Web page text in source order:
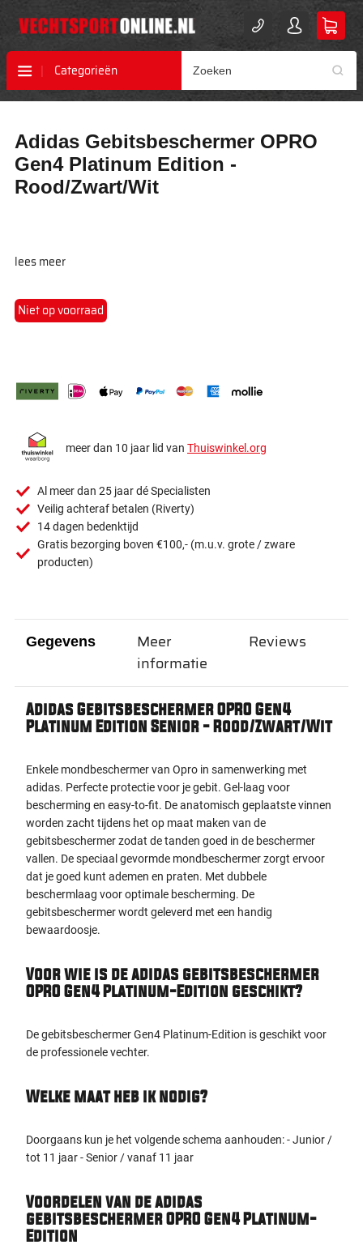
Categorieën
naar
het
einde
van
naar
het
begin
van
Adidas Gebitsbeschermer OPRO
Gen4 Platinum Edition -
Rood/Zwart/Wit
lees meer
Niet op voorraad
meer dan 10 jaar lid van Thuiswinkel.org
Al meer dan 25 jaar dé Specialisten
Veilig achteraf betalen (Riverty)
14 dagen bedenktijd
Gratis bezorging boven €100,- (m.u.v. grote / zware
producten)
Gegevens
Adidas Gebitsbeschermer OPRO Gen4
Platinum Edition Senior - Rood/Zwart/Wit
Enkele mondbeschermer van Opro in samenwerking met
adidas. Perfecte protectie voor je gebit. Gel-laag voor
bescherming en easy-to-fit. De anatomisch geplaatste vinnen
worden zacht tijdens het op maat maken van de
gebitsbeschermer zodat de tanden goed in de beschermer
vallen. De speciaal gevormde mondbeschermer zorgt ervoor
dat je goed kunt ademen en praten. Met dubbele
beschermlaag voor optimale bescherming. De
gebitsbeschermer wordt geleverd met een handig
bewaardoosje.
Voor wie is de adidas gebitsbeschermer
OPRO Gen4 Platinum-Edition geschikt?
De gebitsbeschermer Gen4 Platinum-Edition is geschikt voor
de professionele vechter.
Welke maat heb ik nodig?
Doorgaans kun je het volgende schema aanhouden: - Junior /
tot 11 jaar - Senior / vanaf 11 jaar
Voordelen van de adidas
gebitsbeschermer OPRO Gen4 Platinum-
Edition
Meer
informatie
Reviews